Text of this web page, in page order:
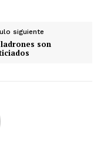
siguiente
son